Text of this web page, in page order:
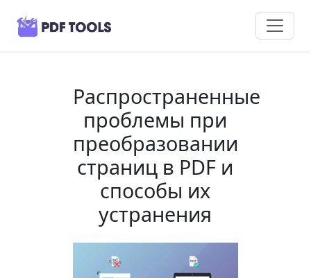
Распространенные
проблемы при
преобразовании
страниц в PDF и
способы их
устранения